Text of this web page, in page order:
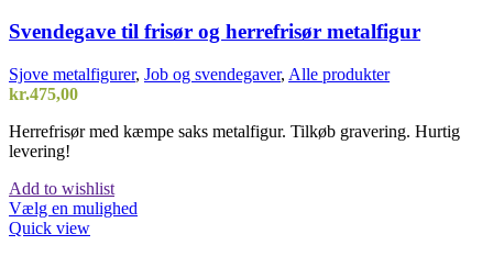
Svendegave til frisør og herrefrisør metalfigur
Sjove metalfigurer, Job og svendegaver, Alle produkter
kr.475,00
Herrefrisør med kæmpe saks metalfigur. Tilkøb gravering. Hurtig
levering!
Add to wishlist
Vælg en mulighed
Quick view